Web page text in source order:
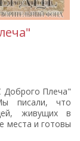
Доброго Плеча"
писали, что
живущих в
места и готовы